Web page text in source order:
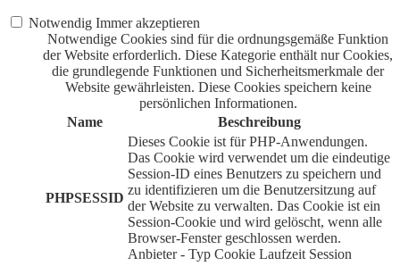
Notwendig Immer akzeptieren
Notwendige Cookies sind für die ordnungsgemäße Funktion
der Website erforderlich. Diese Kategorie enthält nur Cookies,
die grundlegende Funktionen und Sicherheitsmerkmale der
Website gewährleisten. Diese Cookies speichern keine
persönlichen Informationen.
Name
Beschreibung
PHPSESSID
Dieses Cookie ist für PHP-Anwendungen.
Das Cookie wird verwendet um die eindeutige
Session-ID eines Benutzers zu speichern und
zu identifizieren um die Benutzersitzung auf
der Website zu verwalten. Das Cookie ist ein
Session-Cookie und wird gelöscht, wenn alle
Browser-Fenster geschlossen werden.
Anbieter - Typ Cookie Laufzeit Session